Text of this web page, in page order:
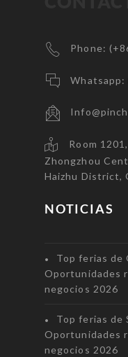
Phone:
Whatsapp:
Room
Zhongzhou
Haizhu District,
NOTICIAS
Top ferias de
Oportunidades
negocios 2026
Top ferias de
Oportunidades
negocios 2026